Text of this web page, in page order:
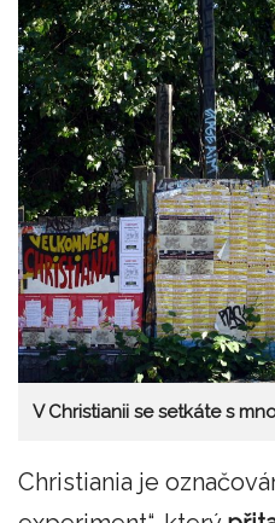
V Christianii se setkáte s
Christiania je